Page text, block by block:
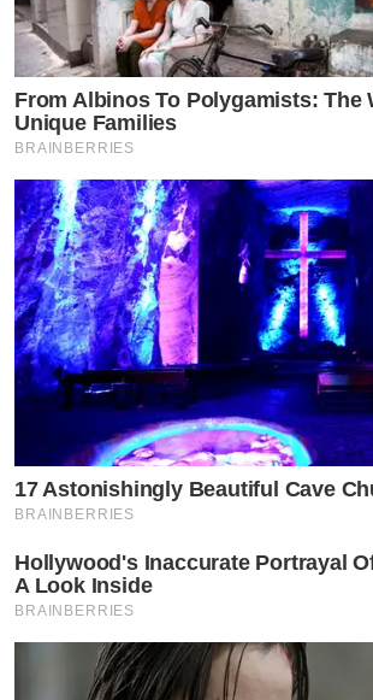
From Albinos To Polygamists: The
Unique Families
BRAINBERRIES
17 Astonishingly Beautiful Cave
BRAINBERRIES
Hollywood's Inaccurate Portrayal
A Look Inside
BRAINBERRIES